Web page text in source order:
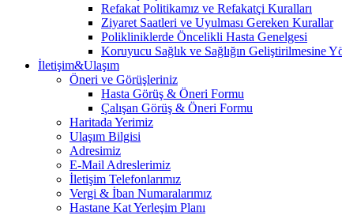
Refakat Politikamız ve Refakatçi Kuralları
Ziyaret Saatleri ve Uyulması Gereken Kurallar
Polikliniklerde Öncelikli Hasta Genelgesi
Koruyucu Sağlık ve Sağlığın Geliştirilmesine
İletişim&Ulaşım
Öneri ve Görüşleriniz
Hasta Görüş & Öneri Formu
Çalışan Görüş & Öneri Formu
Haritada Yerimiz
Ulaşım Bilgisi
Adresimiz
E-Mail Adreslerimiz
İletişim Telefonlarımız
Vergi & İban Numaralarımız
Hastane Kat Yerleşim Planı